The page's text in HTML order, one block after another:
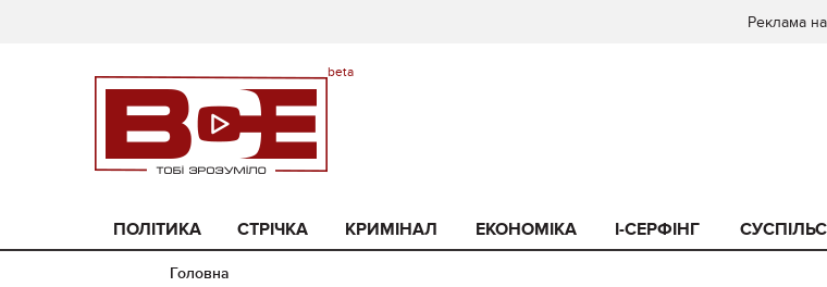
Реклама на
ПОЛІТИКА СТРІЧКА КРИМІНАЛ ЕКОНОМІКА I-СЕРФІНГ
Головна